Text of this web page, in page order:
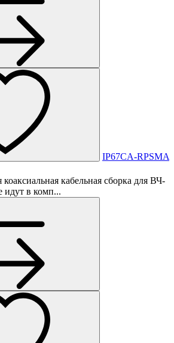
IP67CA-RPSMA
коаксиальная кабельная сборка для ВЧ-
идут в комп...